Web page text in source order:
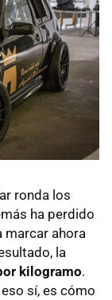
ronda los
ha perdido
marcar ahora
la
kilogramo.
sí, es cómo